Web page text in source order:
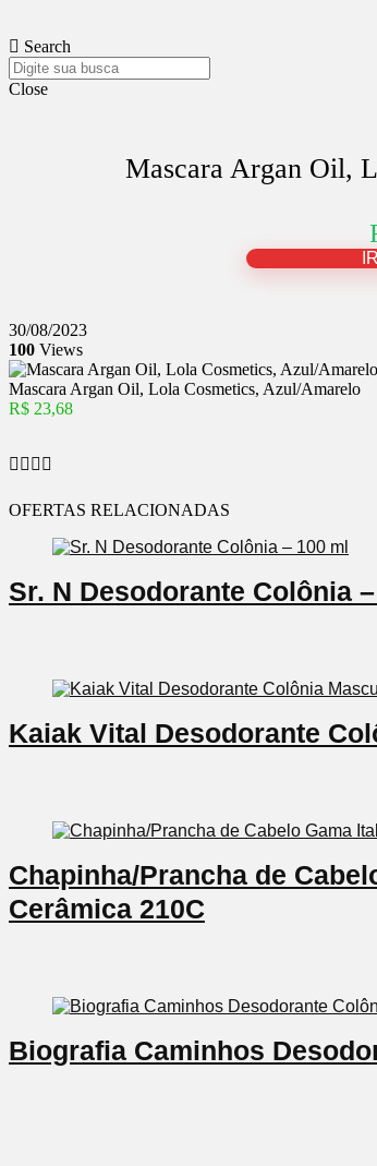
Search
Close
Mascara Argan Oil,
30/08/2023
100 Views
Mascara Argan Oil, Lola Cosmetics, Azul/Amarelo
R$ 23,68
OFERTAS RELACIONADAS
Sr. N Desodorante Colônia
Kaiak Vital Desodorante
Chapinha/Prancha de
Cerâmica 210C
Biografia Caminhos